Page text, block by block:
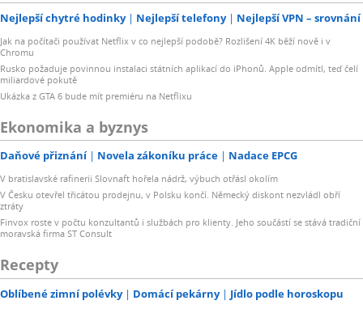
Nejlepší chytré hodinky Nejlepší telefony Nejlepší VPN – srovnání
Jak na počítači používat Netflix v co nejlepší podobě? Rozlišení 4K běží nově i v
Chromu
Rusko požaduje povinnou instalaci státních aplikací do iPhonů. Apple odmítl, teď čelí
miliardové pokutě
Ukázka z GTA 6 bude mít premiéru na Netflixu
Ekonomika a byznys
Daňové přiznání Novela zákoníku práce Nadace EPCG
V bratislavské rafinerii Slovnaft hořela nádrž, výbuch otřásl okolím
V Česku otevřel třicátou prodejnu, v Polsku končí. Německý diskont nezvládl obří
ztráty
Finvox roste v počtu konzultantů i službách pro klienty. Jeho součástí se stává tradiční
moravská firma ST Consult
Recepty
Oblíbené zimní polévky Domácí pekárny Jídlo podle horoskopu